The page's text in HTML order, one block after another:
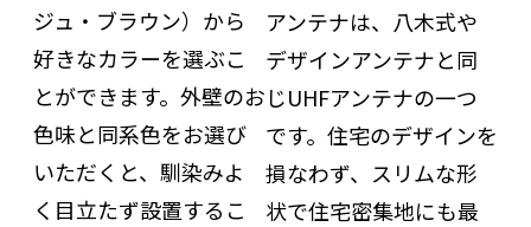
ジュ・ブラウン）から
好きなカラーを選ぶこ
とができます。外壁のお
色味と同系色をお選び
いただくと、馴染みよ
く目立たず設置するこ
アンテナは、八木式や
デザインアンテナと同
じUHFアンテナの一つ
です。住宅のデザインを
損なわず、スリムな形
状で住宅密集地にも最